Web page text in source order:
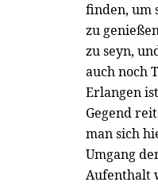
finden, um
zu
zu seyn,
auch noch
Erlangen
Gegend
man sich
Umgang
Aufenthalt